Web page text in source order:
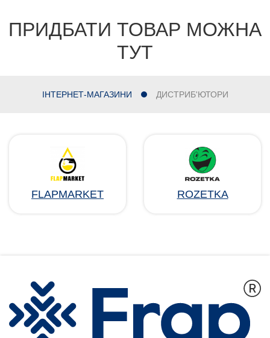
ПРИДБАТИ ТОВАР МОЖНА
ТУТ
ІНТЕРНЕТ-МАГАЗИНИ ДИСТРИБ'ЮТОРИ
FLAPMARKET ROZETKA